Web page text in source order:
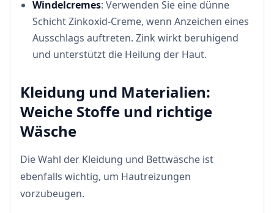
Windelcremes: Verwenden Sie eine dünne
Schicht Zinkoxid-Creme, wenn Anzeichen eines
Ausschlags auftreten. Zink wirkt beruhigend
und unterstützt die Heilung der Haut.
Kleidung und Materialien:
Weiche Stoffe und richtige
Wäsche
Die Wahl der Kleidung und Bettwäsche ist
ebenfalls wichtig, um Hautreizungen
vorzubeugen.